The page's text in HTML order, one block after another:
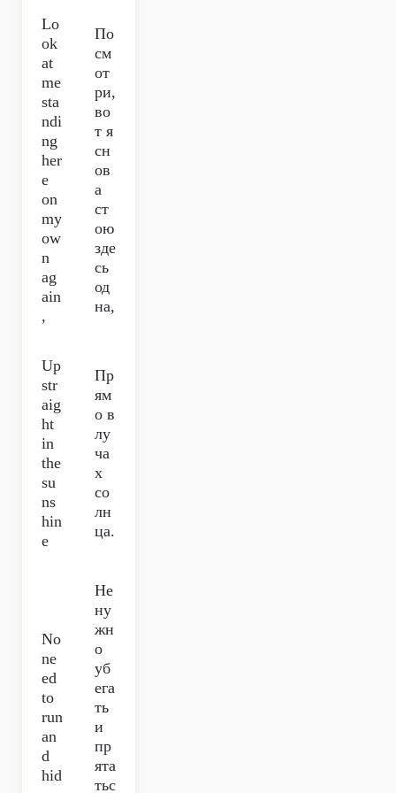
Lo
ok
at
me
sta
ndi
ng
her
e
on
my
ow
n
ag
ain
,
По
см
от
ри,
во
т я
сн
ов
а
ст
ою
зде
сь
од
на,
Up
str
aig
ht
in
the
su
ns
hin
e
Пр
ям
о в
лу
ча
х
со
лн
ца.
No
ne
ed
to
run
an
d
hid
Не
ну
жн
о
уб
ега
ть
и
пр
ята
тьс